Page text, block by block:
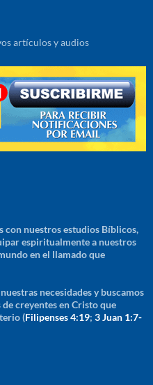
artículos y audios
con nuestros estudios Bíblicos,
espiritualmente a nuestros
en el llamado que
necesidades y buscamos
creyentes en Cristo que
(Filipenses 4:19; 3 Juan 1:7-